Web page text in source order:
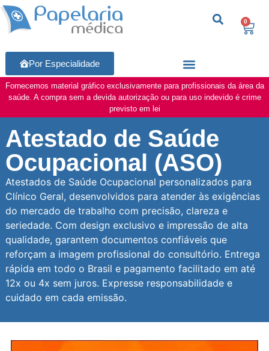
0
Por Especialidade
Fornecemos material gráfico exclusivamente para profissionais da área da
saúde. A compra sem a devida autorização ou para uso indevido é crime
previsto em lei
Atestado de Saúde
Ocupacional (ASO)
Atestados de Saúde Ocupacional personalizados para
Clínico Geral, desenvolvidos para atender às exigências
do mercado de trabalho com precisão, clareza e
seriedade. Com design exclusivo e impressão de alta
qualidade, garantem documentos confiáveis que
reforçam a imagem profissional do consultório. Entrega
rápida em todo o Brasil e pagamento facilitado em até
12x ou 4x sem juros. Expresse responsabilidade e
cuidado em cada emissão.